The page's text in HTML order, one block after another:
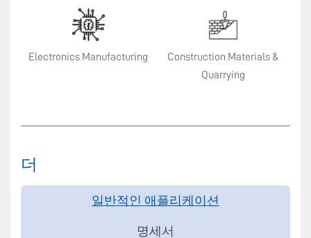
Electronics Manufacturing​
Construction Materials &
Quarrying
더
일반적인 애플리케이션
명세서